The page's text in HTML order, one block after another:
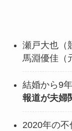
瀬戸大也（
馬淵優佳（
結婚から9
報道が夫婦
2020年の不